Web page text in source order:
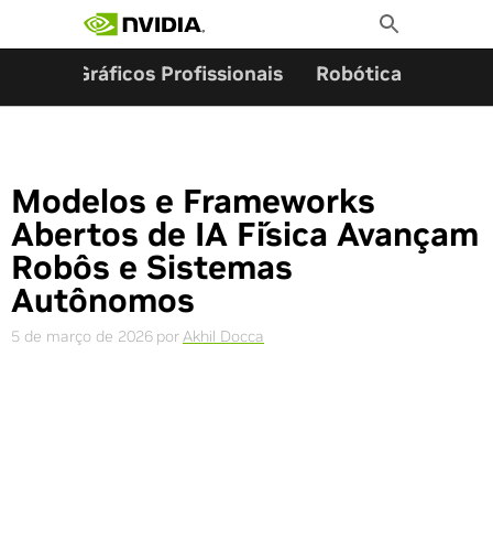
Toggle
Search
Gráficos Profissionais Robótica
Modelos e Frameworks
Abertos de IA Física Avançam
Robôs e Sistemas
Autônomos
5 de março de 2026 por Akhil Docca